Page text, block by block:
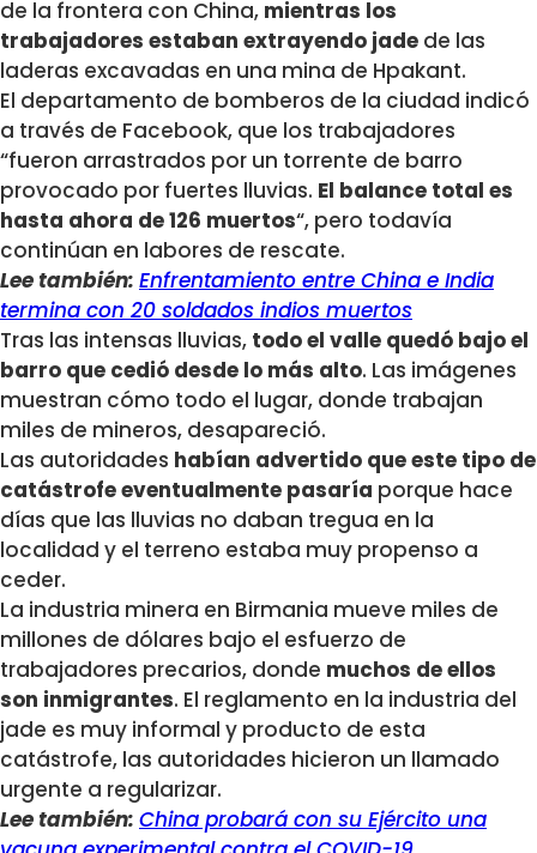
de la frontera con China, mientras los
trabajadores estaban extrayendo jade de las
laderas excavadas en una mina de Hpakant.
El departamento de bomberos de la ciudad indicó
a través de Facebook, que los trabajadores
“fueron arrastrados por un torrente de barro
provocado por fuertes lluvias. El balance total es
hasta ahora de 126 muertos“, pero todavía
continúan en labores de rescate.
Lee también: Enfrentamiento entre China e India
termina con 20 soldados indios muertos
Tras las intensas lluvias, todo el valle quedó bajo el
barro que cedió desde lo más alto. Las imágenes
muestran cómo todo el lugar, donde trabajan
miles de mineros, desapareció.
Las autoridades habían advertido que este tipo de
catástrofe eventualmente pasaría porque hace
días que las lluvias no daban tregua en la
localidad y el terreno estaba muy propenso a
ceder.
La industria minera en Birmania mueve miles de
millones de dólares bajo el esfuerzo de
trabajadores precarios, donde muchos de ellos
son inmigrantes. El reglamento en la industria del
jade es muy informal y producto de esta
catástrofe, las autoridades hicieron un llamado
urgente a regularizar.
Lee también: China probará con su Ejército una